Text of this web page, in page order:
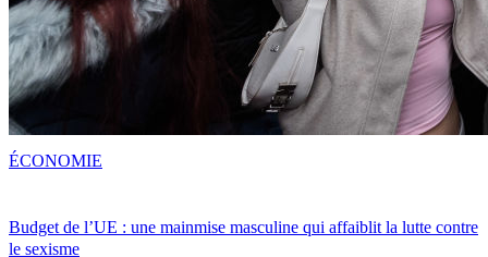
Budget de l’UE : une mainmise masculine qui affaiblit la lutte contre
le sexisme
ÉCONOMIE